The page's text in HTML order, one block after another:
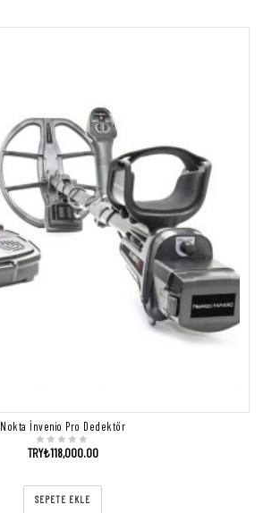
Nokta İnvenio Pro Dedektör
TRY₺118,000.00
SEPETE EKLE